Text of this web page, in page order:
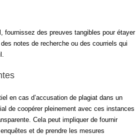
fournissez des preuves tangibles pour étayer
notes de recherche ou des courriels qui
en cas d’accusation de plagiat dans un
de coopérer pleinement avec ces instances
Cela peut impliquer de fournir
et de prendre les mesures